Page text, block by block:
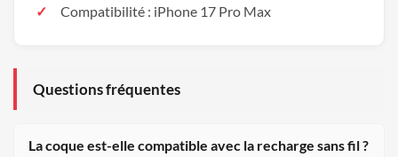
Compatibilité : iPhone 17 Pro Max
Questions fréquentes
La coque est-elle compatible avec la recharge sans fil ?